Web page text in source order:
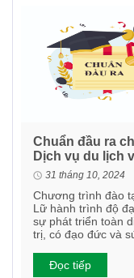
Chuẩn đầu ra
Dịch vụ du lịch
31 tháng 10, 2024
Chương trình đào
Lữ hành trình độ
sự phát triển toàn
trị, có đạo đức và
Đọc tiếp